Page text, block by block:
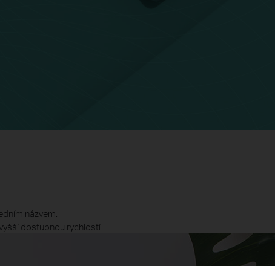
názvem.
dostupnou rychlostí.